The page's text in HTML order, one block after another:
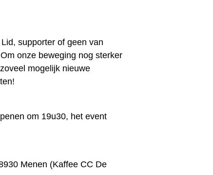
supporter of geen van
onze beweging nog sterker
mogelijk nieuwe
om 19u30, het event
Menen (Kaffee CC De